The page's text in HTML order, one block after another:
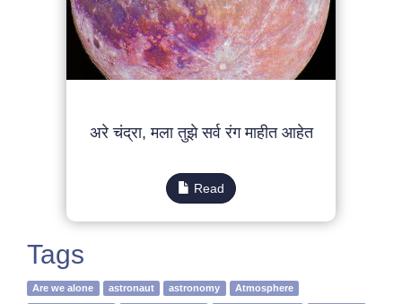
अरे चंद्रा, मला तुझे सर्व रंग माहीत आहेत
Read
Tags
Are we alone astronaut astronomy Atmosphere